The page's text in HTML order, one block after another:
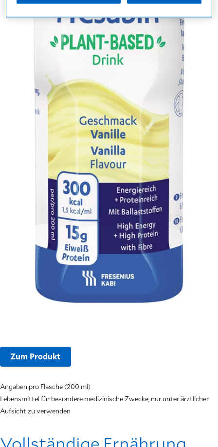
Zum Produkt
Angaben pro Flasche (200 ml)
Lebensmittel für besondere medizinische Zwecke, nur unter ärztlicher
Aufsicht zu verwenden